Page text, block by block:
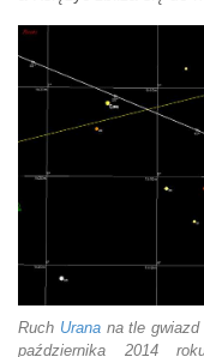
Ruch Uranana tle gwiazd
października 2014